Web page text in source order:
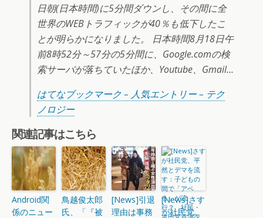
日朝(日本時間)に5分間ダウンし、その間に全
世界のWEBトラフィックが40％も低下したこ
とが明らかになりました。 日本時間8月18日午
前8時52分～57分の5分間に、Google.comの検
索サーバが落ちていたほか、Youtube、Gmail…
はてなブックマーク – 人気エントリー – テク
ノロジー
関連記事はこちら
Android関
係のニュー
鳥越俊太郎
氏、「『被
[News]引退
理由は事務
[News]さす
が社民党、